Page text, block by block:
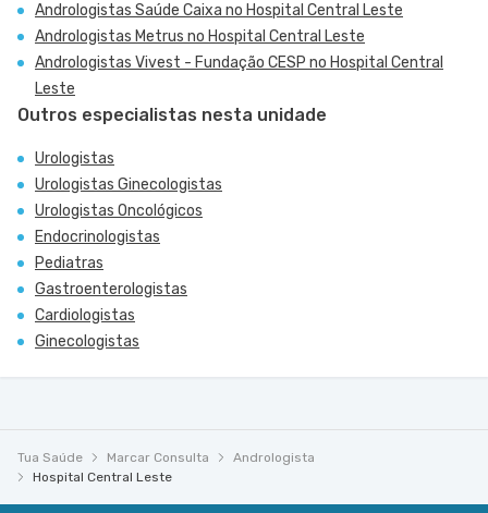
Andrologistas Saúde Caixa no Hospital Central Leste
Andrologistas Metrus no Hospital Central Leste
Andrologistas Vivest - Fundação CESP no Hospital Central
Leste
Outros especialistas nesta unidade
Urologistas
Urologistas Ginecologistas
Urologistas Oncológicos
Endocrinologistas
Pediatras
Gastroenterologistas
Cardiologistas
Ginecologistas
Tua Saúde Marcar Consulta
Andrologista
Hospital Central Leste